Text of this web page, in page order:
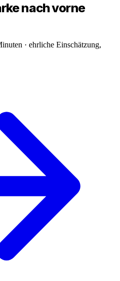
nach vorne
· ehrliche Einschätzung,